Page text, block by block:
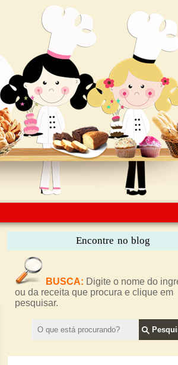
Encontre no blog
BUSCA: Digite o nome do
ou da receita que procura e clique em
pesquisar.